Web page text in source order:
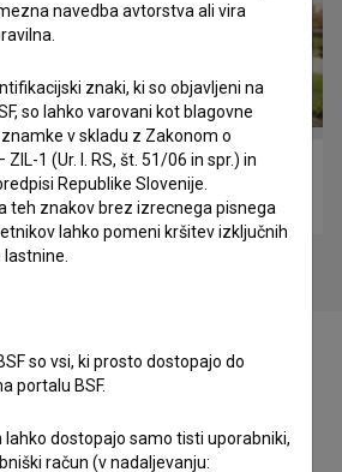
Brezmejno (2016)
film ceste
navedba avtorstva ali vira
znaki, ki so objavljeni na
so lahko varovani kot blagovne
v skladu z Zakonom o
1 (Ur. l. RS, št. 51/06 in spr.) in
Republike Slovenije.
teh znakov brez izrecnega pisnega
lahko pomeni kršitev izključnih
so vsi, ki prosto dostopajo do
portalu BSF.
lahko dostopajo samo tisti uporabniki,
račun (v nadaljevanju: